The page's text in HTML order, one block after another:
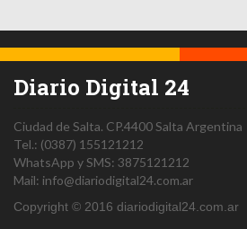
Diario Digital 24
Ciudad de Salta. CP.4400Salta Argentina
Tel.: (0387) 155121212
WhatsApp y SMS: 3875121212
Mail: info@diariodigital24.com.ar
Copyright © 2016 diariodigital24.com.ar